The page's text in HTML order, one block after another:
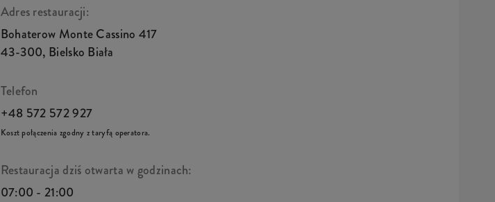
Adres restauracji:
Bohaterow Monte Cassino 417
43-300, Bielsko Biała
Telefon
+48 572 572 927
Koszt połączenia zgodny z taryfą operatora.
Restauracja dziś otwarta w godzinach:
07:00 - 21:00